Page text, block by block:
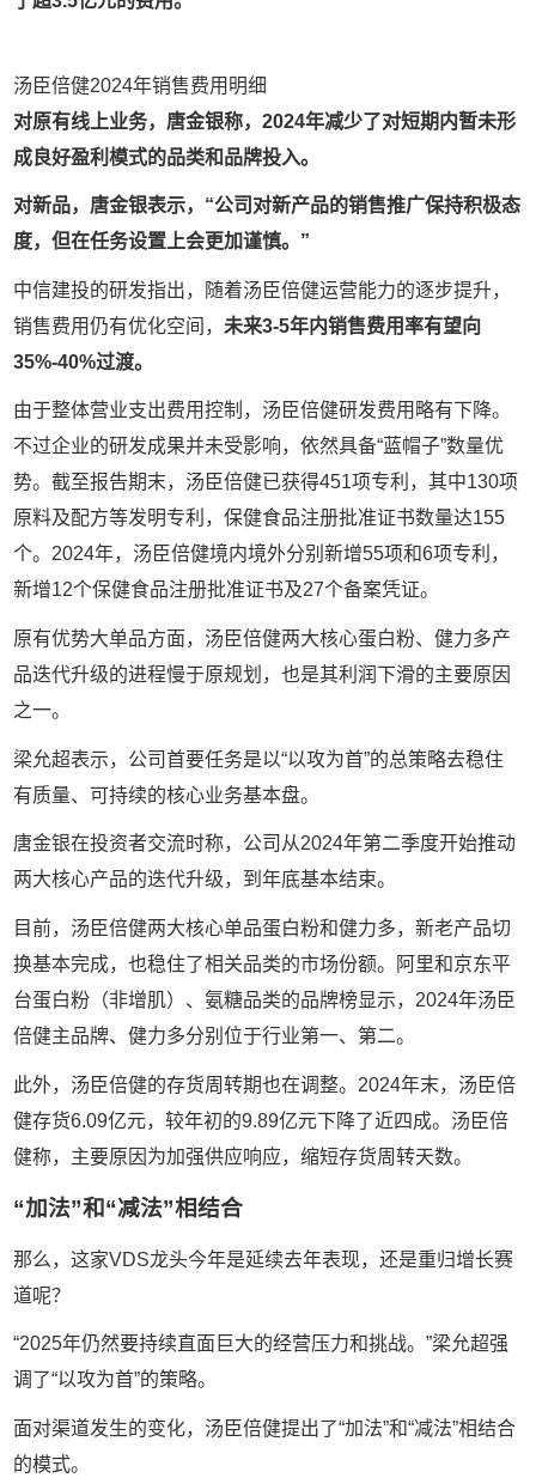
汤臣倍健2024年销售费用明细
对原有线上业务，唐金银称，2024年减少了对短期内暂未形
成良好盈利模式的品类和品牌投入。
对新品，唐金银表示，“公司对新产品的销售推广保持积极态
度，但在任务设置上会更加谨慎。”
中信建投的研发指出，随着汤臣倍健运营能力的逐步提升，
销售费用仍有优化空间， 未来3-5年内销售费用率有望向
35%-40%过渡。
由于整体营业支出费用控制，汤臣倍健研发费用略有下降。
不过企业的研发成果并未受影响，依然具备“蓝帽子”数量优
势。截至报告期末，汤臣倍健已获得451项专利，其中130项
原料及配方等发明专利，保健食品注册批准证书数量达155
个。2024年，汤臣倍健境内境外分别新增55项和6项专利，
新增12个保健食品注册批准证书及27个备案凭证。
原有优势大单品方面，汤臣倍健两大核心蛋白粉、健力多产
品迭代升级的进程慢于原规划，也是其利润下滑的主要原因
之一。
梁允超表示，公司首要任务是以“以攻为首”的总策略去稳住
有质量、可持续的核心业务基本盘。
唐金银在投资者交流时称，公司从2024年第二季度开始推动
两大核心产品的迭代升级，到年底基本结束。
目前，汤臣倍健两大核心单品蛋白粉和健力多，新老产品切
换基本完成，也稳住了相关品类的市场份额。阿里和京东平
台蛋白粉（非增肌）、氨糖品类的品牌榜显示，2024年汤臣
倍健主品牌、健力多分别位于行业第一、第二。
此外，汤臣倍健的存货周转期也在调整。2024年末，汤臣倍
健存货6.09亿元，较年初的9.89亿元下降了近四成。汤臣倍
健称，主要原因为加强供应响应，缩短存货周转天数。
“加法”和“减法”相结合
那么，这家VDS龙头今年是延续去年表现，还是重归增长赛
道呢？
“2025年仍然要持续直面巨大的经营压力和挑战。”梁允超强
调了“以攻为首”的策略。
面对渠道发生的变化，汤臣倍健提出了“加法”和“减法”相结合
的模式。